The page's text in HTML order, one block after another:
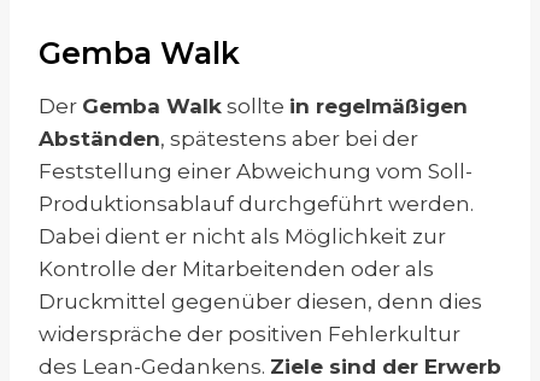
Gemba Walk
Der Gemba Walk sollte in regelmäßigen
Abständen, spätestens aber bei der
Feststellung einer Abweichung vom Soll-
Produktionsablauf durchgeführt werden.
Dabei dient er nicht als Möglichkeit zur
Kontrolle der Mitarbeitenden oder als
Druckmittel gegenüber diesen, denn dies
widerspräche der positiven Fehlerkultur
des Lean-Gedankens. Ziele sind der Erwerb